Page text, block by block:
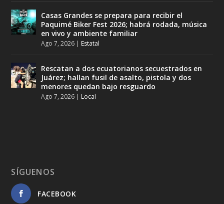
Casas Grandes se prepara para recibir el
Paquimé Biker Fest 2026; habrá rodada, música
en vivo y ambiente familiar
Ago 7, 2026 | Estatal
Rescatan a dos ecuatorianos secuestrados en
Juárez; hallan fusil de asalto, pistola y dos
menores quedan bajo resguardo
Ago 7, 2026 | Local
SÍGUENOS
FACEBOOK